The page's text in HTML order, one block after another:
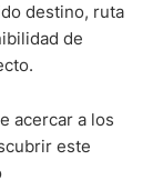
destino, ruta
de
acercar a los
este